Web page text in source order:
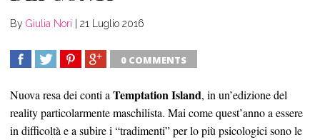
By Giulia Nori 21 Luglio 2016
0 COMMENTS
Nuova resa dei conti aTemptation Island, in un’edizione del
reality particolarmente maschilista. Mai come quest’anno a essere
in difficoltà e a subire i “tradimenti” per lo più psicologici sono le